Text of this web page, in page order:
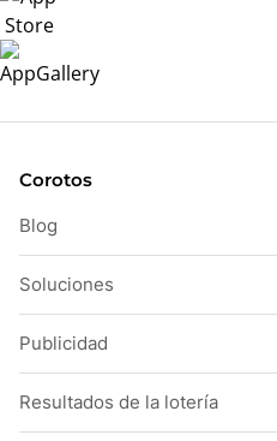
Corotos
Blog
Soluciones
Publicidad
Resultados de la lotería